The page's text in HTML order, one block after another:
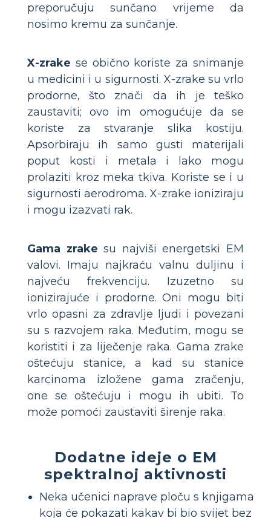
preporučuju sunčano vrijeme da
nosimo kremu za sunčanje.
X-zrake se obično koriste za snimanje
u medicini i u sigurnosti. X-zrake su vrlo
prodorne, što znači da ih je teško
zaustaviti; ovo im omogućuje da se
koriste za stvaranje slika kostiju.
Apsorbiraju ih samo gusti materijali
poput kosti i metala i lako mogu
prolaziti kroz meka tkiva. Koriste se i u
sigurnosti aerodroma. X-zrake ioniziraju
i mogu izazvati rak.
Gama zrake su najviši energetski EM
valovi. Imaju najkraću valnu duljinu i
najveću frekvenciju. Izuzetno su
ionizirajuće i prodorne. Oni mogu biti
vrlo opasni za zdravlje ljudi i povezani
su s razvojem raka. Međutim, mogu se
koristiti i za liječenje raka. Gama zrake
oštećuju stanice, a kad su stanice
karcinoma izložene gama zračenju,
one se oštećuju i mogu ih ubiti. To
može pomoći zaustaviti širenje raka.
Dodatne ideje o EM
spektralnoj aktivnosti
Neka učenici naprave ploču s knjigama
koja će pokazati kakav bi bio svijet bez